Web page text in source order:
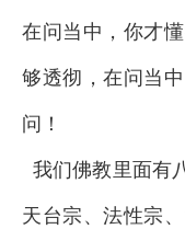
在问当中，你才
够透彻，在问当
问！
我们佛教里面有
天台宗、法性宗